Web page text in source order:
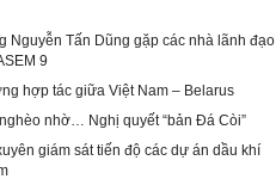
Nguyễn Tấn Dũng gặp các nhà lãnh đạo
9
hợp tác giữa Việt Nam – Belarus
nhờ… Nghị quyết “bản Đá Còi”
giám sát tiến độ các dự án dầu khí